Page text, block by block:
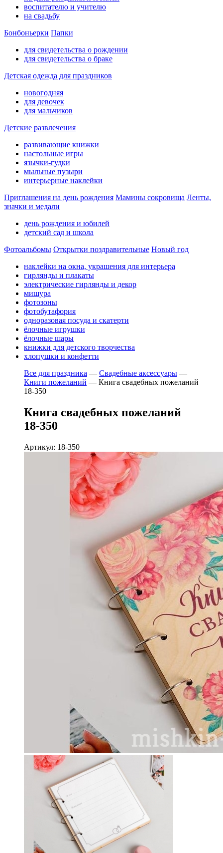
воспитателю и учителю
на свадьбу
Бонбоньерки Папки
для свидетельства о рождении
для свидетельства о браке
Детская одежда для праздников
новогодняя
для девочек
для мальчиков
Детские развлечения
развивающие книжки
настольные игры
язычки-гудки
мыльные пузыри
интерьерные наклейки
Приглашения на день рождения Мамины сокровища Ленты,
значки и медали
день рождения и юбилей
детский сад и школа
Фотоальбомы Открытки поздравительные Новый год
наклейки на окна, украшения для интерьера
гирлянды и плакаты
электрические гирлянды и декор
мишура
фотозоны
фотобутафория
одноразовая посуда и скатерти
ёлочные игрушки
ёлочные шары
книжки для детского творчества
хлопушки и конфетти
Все для праздника — Свадебные аксессуары —
Книги пожеланий — Книга свадебных пожеланий
18-350
Книга свадебных пожеланий
18-350
Артикул: 18-350